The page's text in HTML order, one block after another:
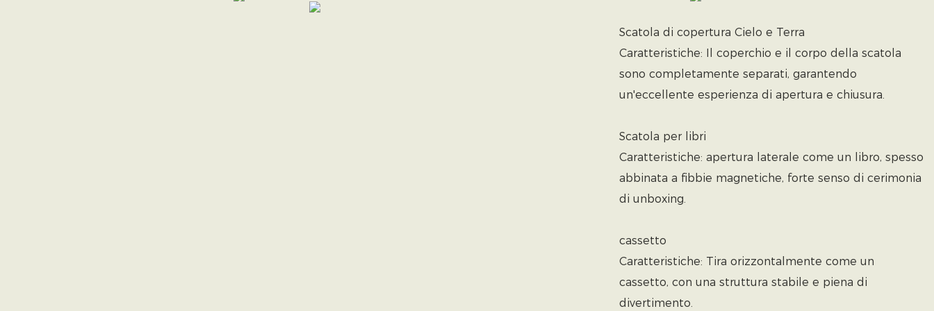
Scatola di copertura Cielo e Terra
Caratteristiche: Il coperchio e il corpo della scatola
sono completamente separati, garantendo
un'eccellente esperienza di apertura e chiusura.
Scatola per libri
Caratteristiche: apertura laterale come un libro, spesso
abbinata a fibbie magnetiche, forte senso di cerimonia
di unboxing.
cassetto
Caratteristiche: Tira orizzontalmente come un
cassetto, con una struttura stabile e piena di
divertimento.